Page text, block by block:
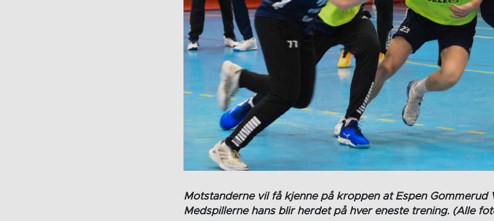
Motstanderne vil få kjenne på kroppen at Espen Gommerud
Medspillerne hans blir herdet på hver eneste trening. (Alle